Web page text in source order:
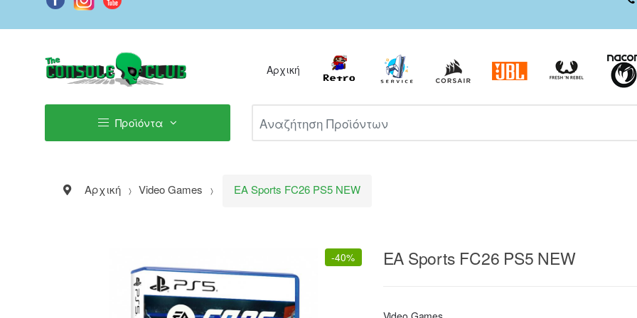
Αρχική
Προϊόντα
Αρχική Video Games EA Sports FC26 PS5 NEW
-40% EA Sports FC26 PS5 NEW